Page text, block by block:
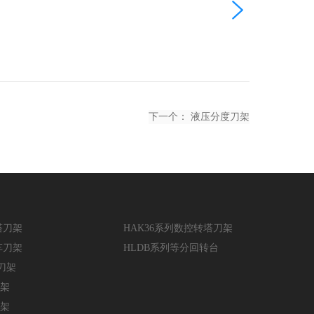

下一个： 液压分度刀架
刀架
刀架
架
HAK36系列数控转塔刀架
HLDB系列等分回转台